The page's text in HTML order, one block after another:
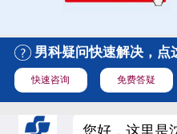
男科疑问快速解决，点
快速咨询 免费答疑